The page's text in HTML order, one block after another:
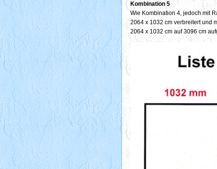
Kombination 5
Wie Kombination 4, jedoch mit
2064 x 1032 cm verbreitert und
2064 x 1032 cm auf 3096 cm